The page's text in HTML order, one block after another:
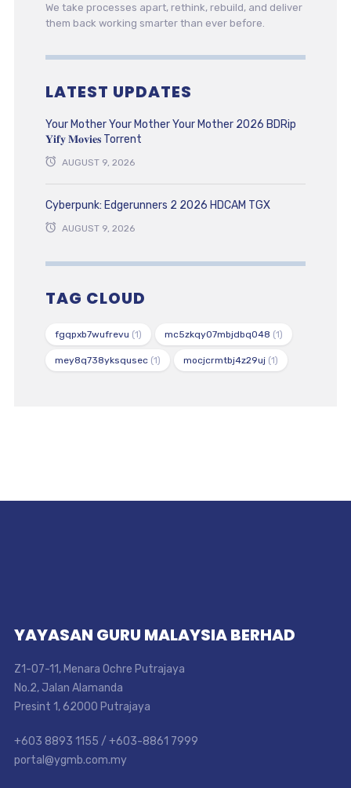
We take processes apart, rethink, rebuild, and deliver
them back working smarter than ever before.
LATEST UPDATES
Your Mother Your Mother Your Mother 2026 BDRip
𝐘𝐢𝐟𝐲 𝐌𝐨𝐯𝐢𝐞𝐬 Torrent
AUGUST 9, 2026
Cyberpunk: Edgerunners 2 2026 HDCAM TGX
AUGUST 9, 2026
TAG CLOUD
fgqpxb7wufrevu (1) mc5zkqy07mbjdbq048 (1)
mey8q738yksqusec(1) mocjcrmtbj4z29uj(1)
YAYASAN GURU MALAYSIA BERHAD
Z1-07-11, Menara Ochre Putrajaya
No.2, Jalan Alamanda
Presint 1, 62000 Putrajaya
+603 8893 1155 / +603-8861 7999
portal@ygmb.com.my